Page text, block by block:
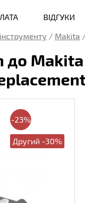
ВІДГУКИ
/ Makita
до
-23%
Другий -30%